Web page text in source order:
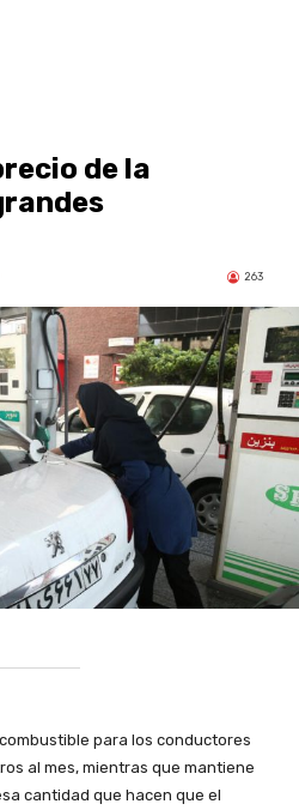
de la
263
para los conductores
al mes, mientras que mantiene
cantidad que hacen que el